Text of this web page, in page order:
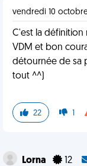
vendredi 10 octobre
C'est la
VDM et bon
détournée de sa
tout ^^)
22 1
Lorna 12